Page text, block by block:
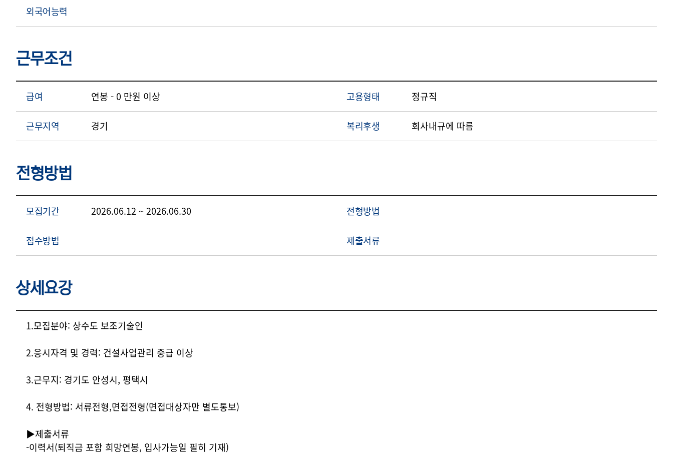
외국어능력
근무조건
급여 연봉 - 0 만원 이상 고용형태 정규직
근무지역 경기 복리후생 회사내규에 따름
전형방법
모집기간 2026.06.12 ~ 2026.06.30 전형방법
접수방법 제출서류
상세요강
상세요강
1.모집분야: 상수도 보조기술인
2.응시자격 및 경력: 건설사업관리 중급 이상
3.근무지: 경기도 안성시, 평택시
4. 전형방법: 서류전형,면접전형(면접대상자만 별도통보)
▶제출서류
-이력서(퇴직금 포함 희망연봉, 입사가능일 필히 기재)